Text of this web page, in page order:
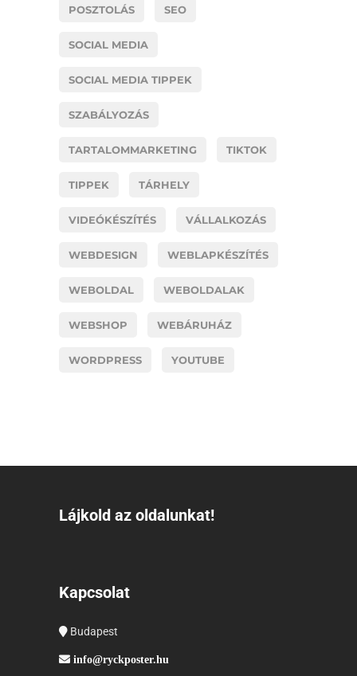
POSZTOLÁS SEO
SOCIAL MEDIA
SOCIAL MEDIA TIPPEK
SZABÁLYOZÁS
TARTALOMMARKETING TIKTOK
TIPPEK TÁRHELY
VIDEÓKÉSZÍTÉS VÁLLALKOZÁS
WEBDESIGN WEBLAPKÉSZÍTÉS
WEBOLDAL WEBOLDALAK
WEBSHOP WEBÁRUHÁZ
WORDPRESS YOUTUBE
Lájkold az oldalunkat!
Kapcsolat
Budapest
info@ryckposter.hu